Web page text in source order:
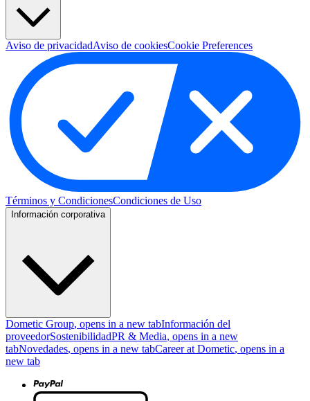
Aviso de privacidadAviso de cookiesCookie Preferences
Términos y CondicionesCondiciones de Uso
Información corporativa
Dometic Group, opens in a new tabInformación del
proveedorSostenibilidadPR & Media, opens in a new
tabNovedades, opens in a new tabCareer at Dometic, opens in a
new tab